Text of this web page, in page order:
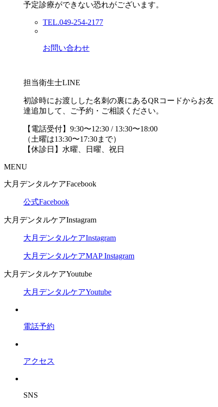
予定診療ができない恐れがございます。
TEL.049-254-2177
お問い合わせ
担当衛生士LINE
初診時にお渡しした名刺の裏にあるQRコードからお友
達追加して、ご予約・ご相談ください。
【電話受付】9:30〜12:30 / 13:30〜18:00
（土曜は13:30〜17:30まで）
【休診日】水曜、日曜、祝日
MENU
大月デンタルケアFacebook
公式Facebook
大月デンタルケアInstagram
大月デンタルケアInstagram
大月デンタルケアMAP Instagram
大月デンタルケアYoutube
大月デンタルケアYoutube
電話予約
アクセス
SNS